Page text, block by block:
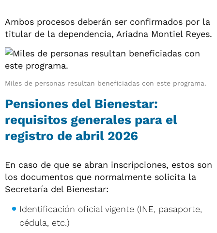
Ambos procesos deberán ser confirmados por la
titular de la dependencia, Ariadna Montiel Reyes.
Miles de personas resultan beneficiadas con este programa.
Pensiones del Bienestar:
requisitos generales para el
registro de abril 2026
En caso de que se abran inscripciones, estos son
los documentos que normalmente solicita la
Secretaría del Bienestar:
Identificación oficial vigente (INE, pasaporte,
cédula, etc.)